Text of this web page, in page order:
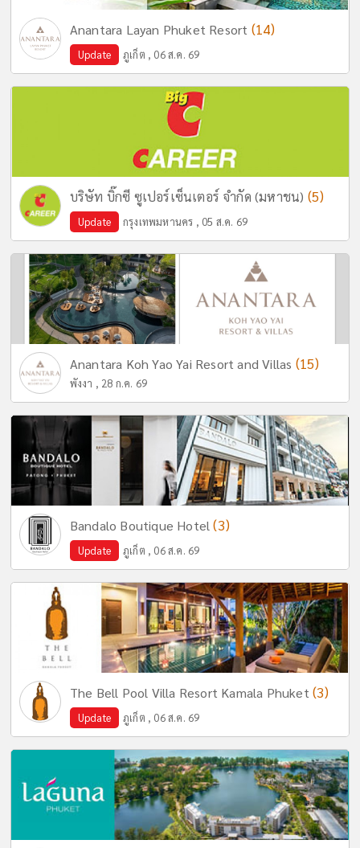
Anantara Layan Phuket Resort (14)
Update ภูเก็ต , 06 ส.ค. 69
บริษัท บิ๊กซี ซูเปอร์เซ็นเตอร์ จำกัด (มหาชน) (5)
Update กรุงเทพมหานคร , 05 ส.ค. 69
Anantara Koh Yao Yai Resort and Villas (15)
พังงา , 28 ก.ค. 69
Bandalo Boutique Hotel(3)
Update ภูเก็ต , 06 ส.ค. 69
The Bell Pool Villa Resort Kamala Phuket (3)
Update ภูเก็ต , 06 ส.ค. 69